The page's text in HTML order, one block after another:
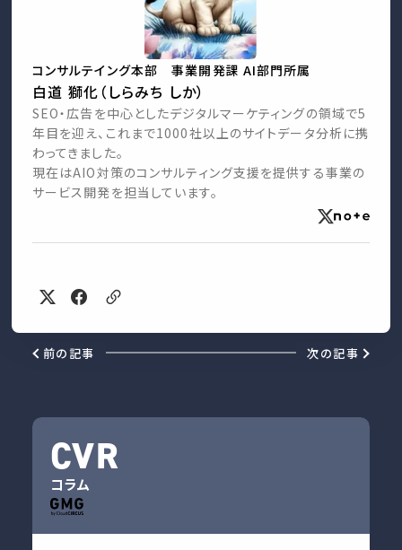
コンサルテイング本部 事業開発課 AI部門所属
白道 獅化（しらみち しか）
SEO・広告を中心としたデジタルマーケティングの領域で5
年目を迎え、これまで1000社以上のサイトデータ分析に携
わってきました。
現在はAIO対策のコンサルティング支援を提供する事業の
サービス開発を担当しています。
前の記事 次の記事
CVR
コラム